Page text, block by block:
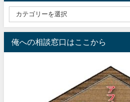
俺への相談窓口はここから